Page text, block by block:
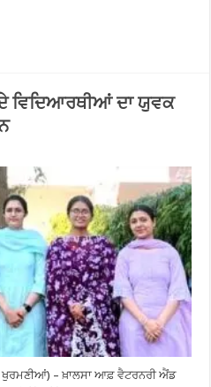
ਵਿਦਿਆਰਥੀਆਂ ਦਾ ਯੁਵਕ
– ਖ਼ਾਲਸਾ ਆਫ਼ ਵੈਟਰਨਰੀ ਐਂਡ